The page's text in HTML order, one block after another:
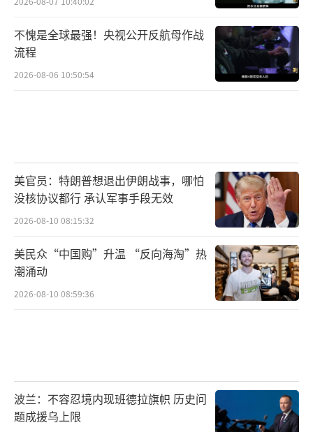
不愧是全球最强！央视公开反航母作战
流程
2026-08-06 10:50:54
美官员：特朗普想退出伊朗战事，哪怕
没核协议都行 承认军事手段无效
2026-08-10 08:15:32
美民众“中国购”升温 “反向海淘”热
潮涌动
2026-08-10 08:59:36
波兰：不容忍境内现班德拉旗帜 历史问
题成援乌上限